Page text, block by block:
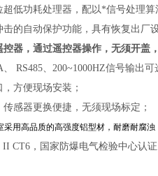
低功耗处理器，配以*信号处理算
的自动保护功能，具有恢复出厂
器，通过遥控器操作，无须开盖
RS485、200~1000HZ信号输出
方便现场安装；
感器更换便捷，无须现场标定；
用高品质的高强度铝型材，耐磨耐腐
CT6，国家防爆电气检验中心认证